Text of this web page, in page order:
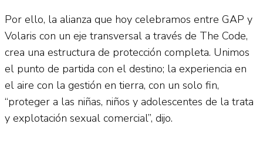
Por ello, la alianza que hoy celebramos entre GAP y
Volaris con un eje transversal a través de The Code,
crea una estructura de protección completa. Unimos
el punto de partida con el destino; la experiencia en
el aire con la gestión en tierra, con un solo fin,
“proteger a las niñas, niños y adolescentes de la trata
y explotación sexual comercial”, dijo.